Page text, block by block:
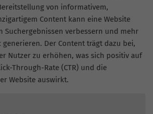
von informativem,
Content kann eine Website
Suchergebnissen verbessern und mehr
generieren. Der Content trägt dazu bei,
Nutzer zu erhöhen, was sich positiv auf
Through-Rate (CTR) und die
Website auswirkt.